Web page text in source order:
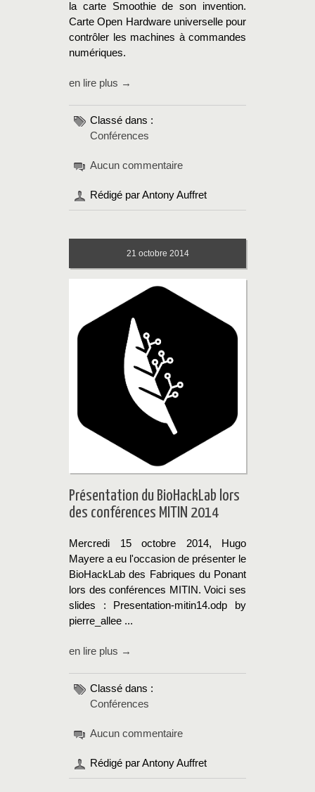
la carte Smoothie de son invention.
Carte Open Hardware universelle pour
contrôler les machines à commandes
numériques.
en lire plus →
Classé dans :
Conférences
Aucun commentaire
Rédigé par Antony Auffret
21 octobre 2014
Présentation du BioHackLab lors
des conférences MITIN 2014
Mercredi 15 octobre 2014, Hugo
Mayere a eu l'occasion de présenter le
BioHackLab des Fabriques du Ponant
lors des conférences MITIN. Voici ses
slides : Presentation-mitin14.odp by
pierre_allee ...
en lire plus →
Classé dans :
Conférences
Aucun commentaire
Rédigé par Antony Auffret